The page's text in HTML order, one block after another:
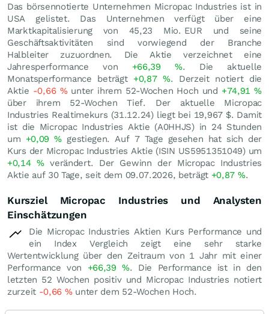
Das börsennotierte Unternehmen Micropac Industries ist in
USA gelistet. Das Unternehmen verfügt über eine
Marktkapitalisierung von 45,23 Mio. EUR und seine
Geschäftsaktivitäten sind vorwiegend der Branche
Halbleiter zuzuordnen. Die Aktie verzeichnet eine
Jahresperformance von +66,39%. Die aktuelle
Monatsperformance beträgt +0,87%. Derzeit notiert die
Aktie -0,66 %unter ihrem 52-Wochen Hoch und +74,91%
über ihrem 52-Wochen Tief. Der aktuelle Micropac
Industries Realtimekurs (31.12.24) liegt bei 19,967 $. Damit
ist die Micropac Industries Aktie (A0HHJS) in 24 Stunden
um +0,09%gestiegen. Auf 7 Tage gesehen hat sich der
Kurs der Micropac Industries Aktie (ISIN US5951351049) um
+0,14%verändert. Der Gewinn der Micropac Industries
Aktie auf 30 Tage, seit dem 09.07.2026, beträgt +0,87 %.
Kursziel Micropac Industries und Analysten
Einschätzungen
Die Micropac Industries Aktien Kurs Performance und
ein Index Vergleich zeigt eine sehr starke
Wertentwicklung über den Zeitraum von 1 Jahr mit einer
Performance von +66,39%. Die Performance ist in den
letzten 52 Wochen positiv und Micropac Industries notiert
zurzeit -0,66 %unter dem 52-Wochen Hoch.